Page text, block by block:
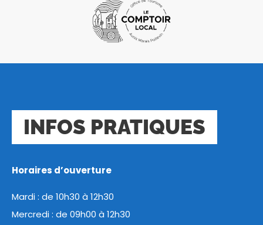
INFOS PRATIQUES
Horaires d’ouverture
Mardi : de 10h30 à 12h30
Mercredi : de 09h00 à 12h30